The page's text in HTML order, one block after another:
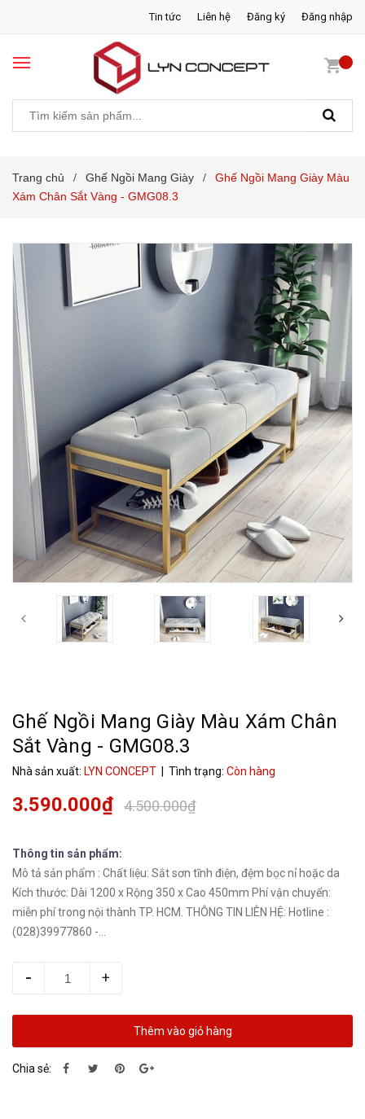
Tin tức Liên hệ Đăng ký Đăng nhập
Trang chủ / Ghế Ngồi Mang Giày /
Ghế Ngồi Mang Giày Màu
Xám Chân Sắt Vàng - GMG08.3
Ghế Ngồi Mang Giày Màu Xám Chân
Sắt Vàng - GMG08.3
Nhà sản xuất: LYN CONCEPT | Tình trạng: Còn hàng
3.590.000₫ 4.500.000₫
Thông tin sản phẩm:
Mô tả sản phẩm : Chất liệu: Sắt sơn tĩnh điện, đệm bọc nỉ hoặc da
Kích thước: Dài 1200 x Rộng 350 x Cao 450mm Phí vận chuyển:
miễn phí trong nội thành TP. HCM. THÔNG TIN LIÊN HỆ: Hotline :
(028)39977860 -...
- +
Thêm vào giỏ hàng
Chia sẻ: